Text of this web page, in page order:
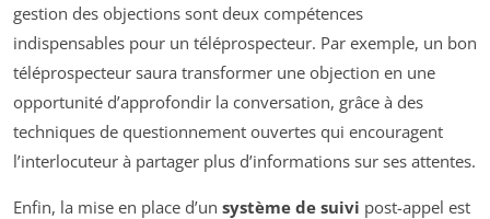
gestion des objections sont deux compétences
indispensables pour un téléprospecteur. Par exemple, un bon
téléprospecteur saura transformer une objection en une
opportunité d’approfondir la conversation, grâce à des
techniques de questionnement ouvertes qui encouragent
l’interlocuteur à partager plus d’informations sur ses attentes.
Enfin, la mise en place d’un système de suivi post-appel est